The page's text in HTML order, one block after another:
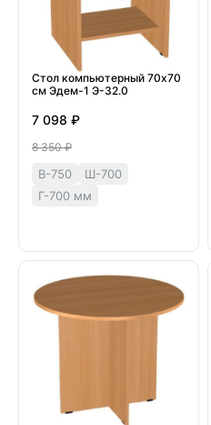
Стол компьютерный 70х70
см Эдем-1 Э-32.0
7 098 ₽
8 350 ₽
В-750
Ш-700
Г-700 мм